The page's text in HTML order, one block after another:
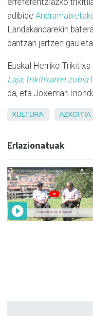
erreferentziazko
adibide
Landakandarekin
dantzan jartzen gau
Euskal Herriko Trikitixa
Laja, trikitixaren zubia
da, eta Joxemari
KULTURA AZKOITIA
Erlazionatuak